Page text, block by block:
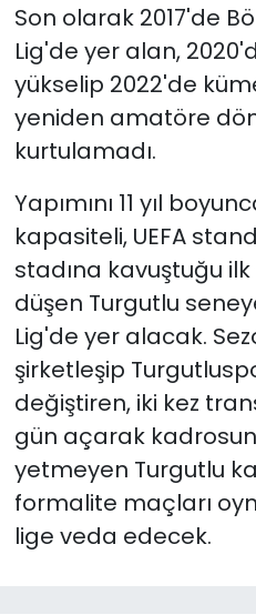
Son olarak 2017'de
Lig'de yer alan,
yükselip 2022'de
yeniden amatöre
kurtulamadı.
Yapımını 11 yıl
kapasiteli, UEFA
stadına kavuştuğu
düşen Turgutlu
Lig'de yer alacak.
şirketleşip
değiştiren, iki kez
gün açarak
yetmeyen Turgutlu
formalite maçları
lige veda edecek.
SPOR
TEKNOLOJİ
Yaşam
YEREL POLİTİKA
YEREL YÖNETİMLER
Yurt